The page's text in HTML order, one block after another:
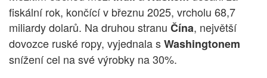
fiskální rok, končící v březnu 2025, vrcholu 68,7
miliardy dolarů. Na druhou stranu Čína, největší
dovozce ruské ropy, vyjednala sWashingtonem
snížení cel na své výrobky na 30%.